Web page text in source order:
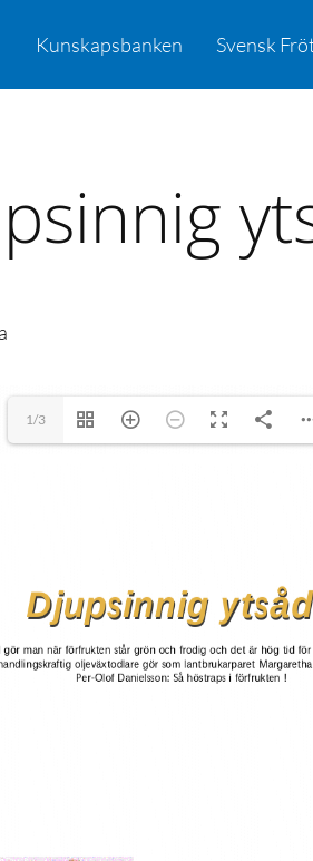
Kunskapsbanken Svensk
1/3